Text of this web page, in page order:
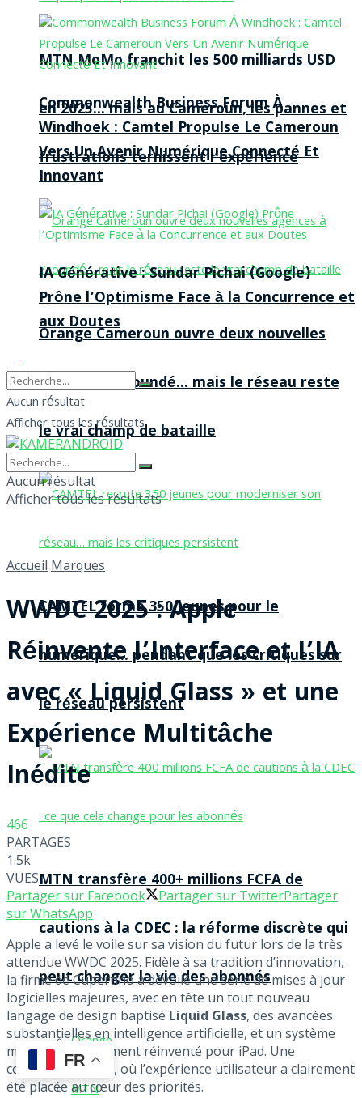
MTN MoMo franchit les 500 milliards USD
en 2025… mais au Cameroun, les pannes et
frustrations ternissent l’expérience
Orange Cameroun ouvre deux nouvelles
agences à Yaoundé… mais le réseau reste
le vrai champ de bataille
CAMTEL forme 350 jeunes pour le
numérique… pendant que les critiques sur
le réseau persistent
MTN transfère 400+ millions FCFA de
cautions à la CDEC : la réforme discrète qui
peut changer la vie des abonnés
Orange
MTN
Commonwealth Business Forum À
Windhoek : Camtel Propulse Le Cameroun
Vers Un Avenir Numérique Connecté Et
Innovant
IA Générative : Sundar Pichai (Google)
Prône l’Optimisme Face à la Concurrence et
aux Doutes
Aucun résultat
Afficher tous les résultats
Aucun résultat
Afficher tous les résultats
Accueil Marques
WWDC 2025 : Apple
Réinvente l’Interface et l’IA
avec « Liquid Glass » et une
Expérience Multitâche
Inédite
466
PARTAGES
1.5k
VUES
Partager sur Facebook
Partager sur TwitterPartager
sur WhatsApp
Apple a levé le voile sur sa vision du futur lors de la très
attendue WWDC 2025. Fidèle à sa tradition d’innovation,
la firme de Cupertino a dévoilé une série de mises à jour
logicielles majeures, avec en tête un tout nouveau
langage de design baptisé Liquid Glass, des avancées
substantielles en intelligence artificielle, et un système
multitâche totalement réinventé pour iPad. Une
conférence dense, où l’expérience utilisateur a clairement
été placée au cœur des priorités.
FR